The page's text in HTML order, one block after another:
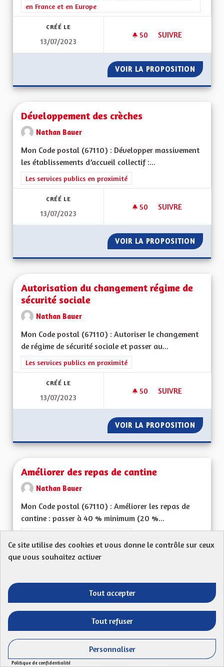
en France et en Europe
CRÉÉ LE
13/07/2023
50 50 ABONNÉS
SUIVRE
VOIR LA PROPOSITION
Développement des crèches
Nathan Bauer
Mon Code postal (67110) : Développer massivement
les établissements d’accueil collectif :...
Filtrer les résultats de la catégorie : Les services publics en
Les services publics en proximité
CRÉÉ LE
13/07/2023
50 50 ABONNÉS
SUIVRE
VOIR LA PROPOSITION
Autorisation du changement régime de
sécurité sociale
Nathan Bauer
Mon Code postal (67110) : Autoriser le changement
de régime de sécurité sociale et passer au...
Filtrer les résultats de la catégorie : Les services publics en
Les services publics en proximité
CRÉÉ LE
13/07/2023
50 50 ABONNÉS
SUIVRE
VOIR LA PROPOSITION
Améliorer des repas de cantine
Nathan Bauer
Mon Code postal (67110) : Améliorer les repas de
cantine : passer à 40 % minimum (20 %...
CRÉÉ LE
VOIR LA PROPOSITION
Tarification sociale et plafonnement des
tarifs de cantine
Ce site utilise des cookies et vous donne le contrôle sur ceux
que vous souhaitez activer
Tout accepter
Tout refuser
Personnaliser
Politique de confidentialité